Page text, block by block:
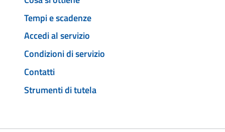
Tempi e scadenze
Accedi al servizio
Condizioni di servizio
Contatti
Strumenti di tutela